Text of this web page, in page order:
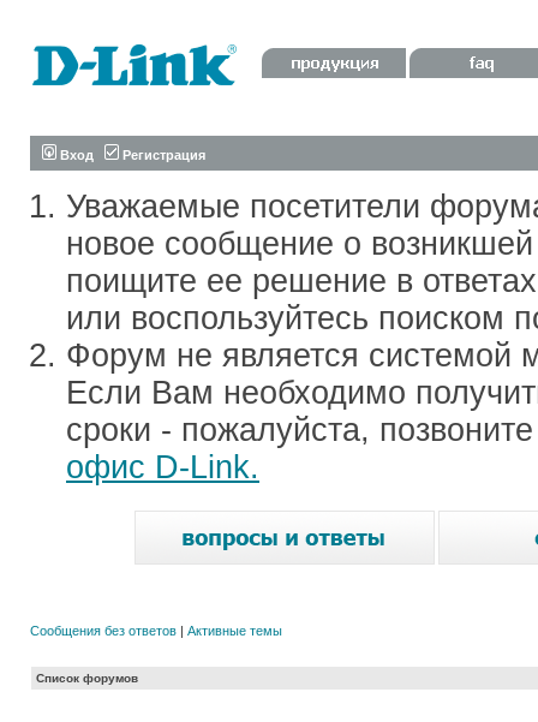
Вход Регистрация
Уважаемые посетители
новое сообщение о
поищите ее решение в
или воспользуйтесь поиском
Форум не является системой
Если Вам необходимо
сроки - пожалуйста,
офис D-Link.
Сообщения без ответов | Активные темы
Список форумов